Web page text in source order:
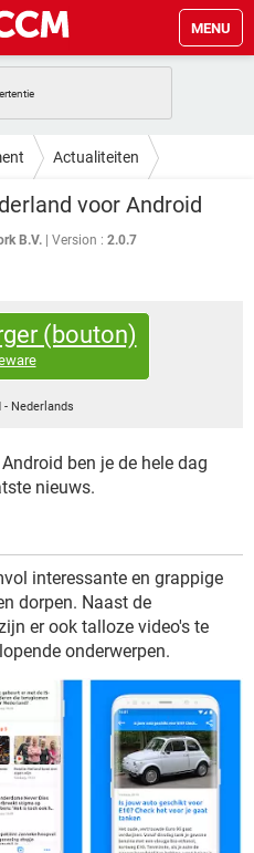
MENU
WINDOWS 10
CORONAVIRUS
SNAPCHAT
GAMES
GAMES
CORONAVIRUS
SNAPCHAT
WINDOWS 10
CORONAVIRUS
SNAPCHAT
GAMES
SNAPCHAT
Actualiteiten
voor Android
B.V. Version : 2.0.7
(bouton)
- Nederlands
ben je de hele dag
nieuws.
interessante en grappige
dorpen. Naast de
er ook talloze video's te
onderwerpen.